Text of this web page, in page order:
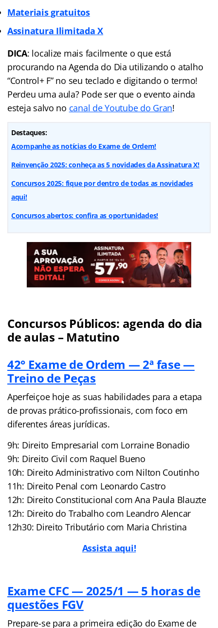
Materiais gratuitos
Assinatura Ilimitada X
DICA: localize mais facilmente o que está
procurando na Agenda do Dia utilizando o atalho
“Control+ F” no seu teclado e digitando o termo!
Perdeu uma aula? Pode ser que o evento ainda
esteja salvo no canal de Youtube do Gran!
Destaques:
Acompanhe as notícias do Exame de Ordem!
Reinvenção 2025: conheça as 5 novidades da Assinatura X!
Concursos 2025: fique por dentro de todas as novidades
aqui!
Concursos abertos: confira as oportunidades!
Concursos Públicos: agenda do dia
de aulas – Matutino
42° Exame de Ordem — 2ª fase —
Treino de Peças
Aperfeiçoe hoje as suas habilidades para a etapa
de provas prático-profissionais, com foco em
diferentes áreas jurídicas.
9h: Direito Empresarial com Lorraine Bonadio
9h: Direito Civil com Raquel Bueno
10h: Direito Administrativo com Nilton Coutinho
11h: Direito Penal com Leonardo Castro
12h: Direito Constitucional com Ana Paula Blauzte
12h: Direito do Trabalho com Leandro Alencar
12h30: Direito Tributário com Maria Christina
Assista aqui!
Exame CFC — 2025/1 — 5 horas de
questões FGV
Prepare-se para a primeira edição do Exame de